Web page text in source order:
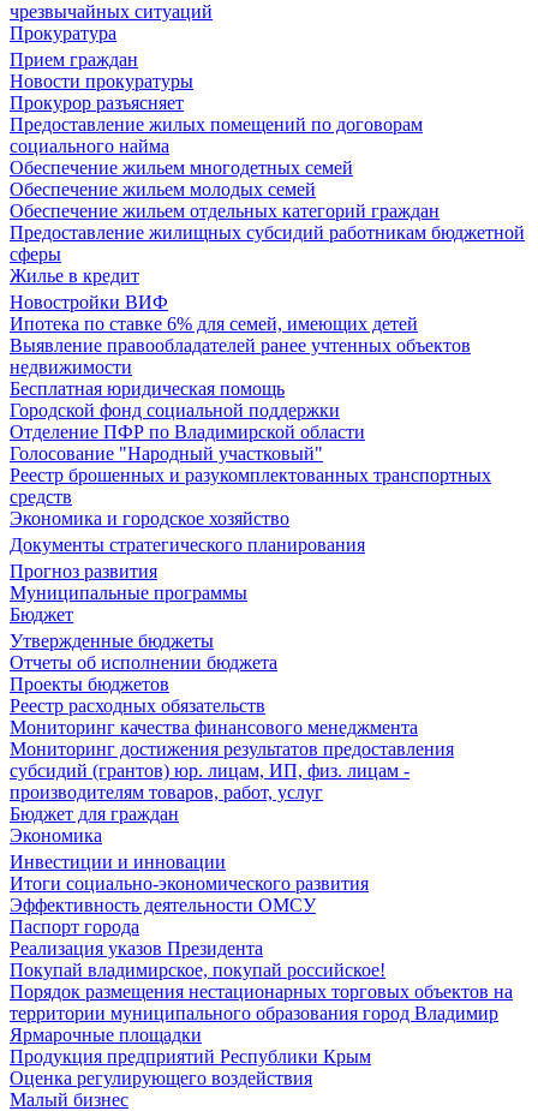
чрезвычайных ситуаций
Прокуратура
Прием граждан
Новости прокуратуры
Прокурор разъясняет
Предоставление жилых помещений по договорам
социального найма
Обеспечение жильем многодетных семей
Обеспечение жильем молодых семей
Обеспечение жильем отдельных категорий граждан
Предоставление жилищных субсидий работникам бюджетной
сферы
Жилье в кредит
Новостройки ВИФ
Ипотека по ставке 6% для семей, имеющих детей
Выявление правообладателей ранее учтенных объектов
недвижимости
Бесплатная юридическая помощь
Городской фонд социальной поддержки
Отделение ПФР по Владимирской области
Голосование "Народный участковый"
Реестр брошенных и разукомплектованных транспортных
средств
Экономика и городское хозяйство
Документы стратегического планирования
Прогноз развития
Муниципальные программы
Бюджет
Утвержденные бюджеты
Отчеты об исполнении бюджета
Проекты бюджетов
Реестр расходных обязательств
Мониторинг качества финансового менеджмента
Мониторинг достижения результатов предоставления
субсидий (грантов) юр. лицам, ИП, физ. лицам -
производителям товаров, работ, услуг
Бюджет для граждан
Экономика
Инвестиции и инновации
Итоги социально-экономического развития
Эффективность деятельности ОМСУ
Паспорт города
Реализация указов Президента
Покупай владимирское, покупай российское!
Порядок размещения нестационарных торговых объектов на
территории муниципального образования город Владимир
Ярмарочные площадки
Продукция предприятий Республики Крым
Оценка регулирующего воздействия
Малый бизнес